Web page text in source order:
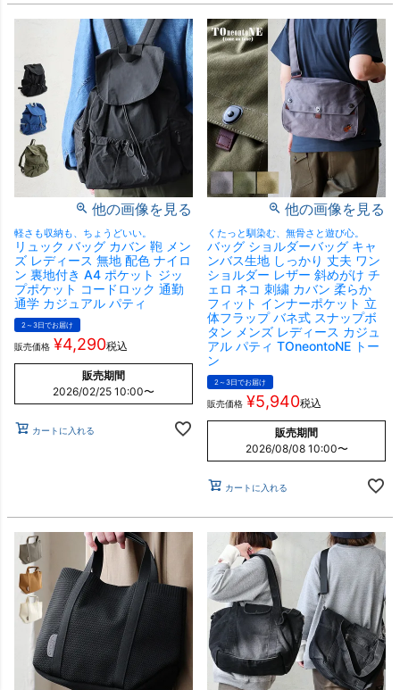
他の画像を見る
軽さも収納も、ちょうどいい。
リュック バッグ カバン 鞄 メン
ズ レディース 無地 配色 ナイロ
ン 裏地付き A4 ポケット ジッ
プポケット コードロック 通勤
通学 カジュアル パティ
2～3日でお届け
販売価格 ¥4,290税込
販売期間
2026/02/25 10:00〜
カートに入れる
他の画像を見る
くたっと馴染む、無骨さと遊び心。
バッグ ショルダーバッグ キャ
ンバス生地 しっかり 丈夫 ワン
ショルダー レザー 斜めがけ チ
ェロ ネコ 刺繍 カバン 柔らか
フィット インナーポケット 立
体フラップ バネ式 スナップボ
タン メンズ レディース カジュ
アル パティ TOneontoNE トー
ン
2～3日でお届け
販売価格 ¥5,940税込
販売期間
2026/08/08 10:00〜
カートに入れる